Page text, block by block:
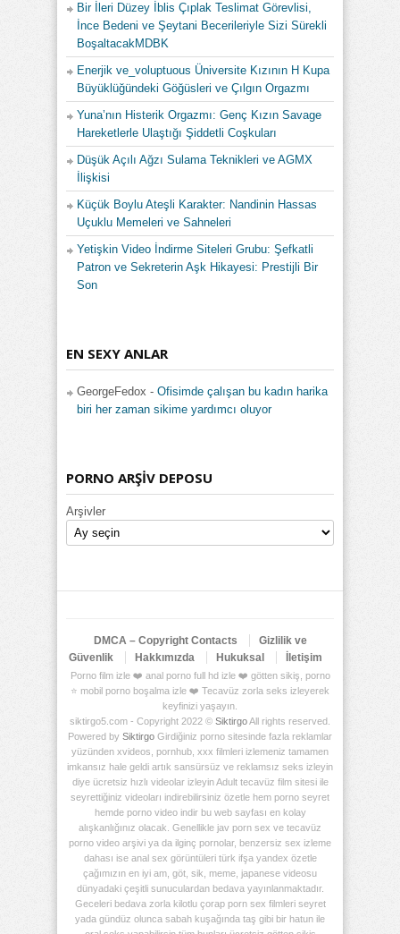
Bir İleri Düzey İblis Çıplak Teslimat Görevlisi,
İnce Bedeni ve Şeytani Becerileriyle Sizi Sürekli
BoşaltacakMDBK
Enerjik ve_voluptuous Üniversite Kızının H Kupa
Büyüklüğündeki Göğüsleri ve Çılgın Orgazmı
Yuna’nın Histerik Orgazmı: Genç Kızın Savage
Hareketlerle Ulaştığı Şiddetli Coşkuları
Düşük Açılı Ağzı Sulama Teknikleri ve AGMX
İlişkisi
Küçük Boylu Ateşli Karakter: Nandinin Hassas
Uçuklu Memeleri ve Sahneleri
Yetişkin Video İndirme Siteleri Grubu: Şefkatli
Patron ve Sekreterin Aşk Hikayesi: Prestijli Bir
Son
EN SEXY ANLAR
GeorgeFedox - Ofisimde çalışan bu kadın harika
biri her zaman sikime yardımcı oluyor
PORNO ARŞİV DEPOSU
Arşivler
DMCA – Copyright Contacts
Gizlilik ve
Güvenlik
Hakkımızda Hukuksal İletişim
Porno film izle ❤️ anal porno full hd izle ❤️ götten sikiş, porno
⭐ mobil porno boşalma izle ❤️ Tecavüz zorla seks izleyerek
keyfinizi yaşayın.
siktirgo5.com - Copyright 2022 © SiktirgoAll rights reserved.
Powered by Siktirgo Girdiğiniz porno sitesinde fazla reklamlar
yüzünden xvideos, pornhub, xxx filmleri izlemeniz tamamen
imkansız hale geldi artık sansürsüz ve reklamsız seks izleyin
diye ücretsiz hızlı videolar izleyin Adult tecavüz film sitesi ile
seyrettiğiniz videoları indirebilirsiniz özetle hem porno seyret
hemde porno video indir bu web sayfası en kolay
alışkanlığınız olacak. Genellikle jav porn sex ve tecavüz
porno video arşivi ya da ilginç pornolar, benzersiz sex izleme
dahası ise anal sex görüntüleri türk ifşa yandex özetle
çağımızın en iyi am, göt, sik, meme, japanese videosu
dünyadaki çeşitli sunuculardan bedava yayınlanmaktadır.
Geceleri bedava zorla kilotlu çorap porn sex filmleri seyret
yada gündüz olunca sabah kuşağında taş gibi bir hatun ile